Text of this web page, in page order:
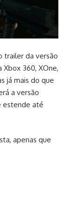
trailer da versão
Xbox 360, XOne,
já mais do que
a versão
estende até
apenas que